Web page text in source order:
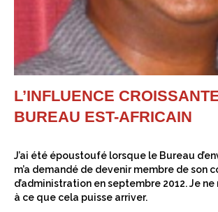
L’INFLUENCE
BUREAU EST-AFRICAIN
J’ai été époustoufé lorsque le Bureau
m’a demandé de devenir membre de son
d’administration en septembre 2012. Je ne
à ce que cela puisse arriver.